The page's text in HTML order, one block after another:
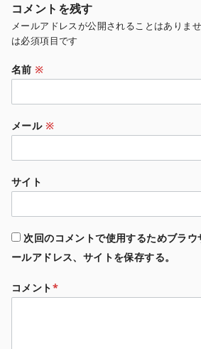
コメントを残す
メールアドレスが公開されることはありませ
は必須項目です
名前※
メール ※
サイト
次回のコメントで使用するためブラ
ールアドレス、サイトを保存する。
コメント*